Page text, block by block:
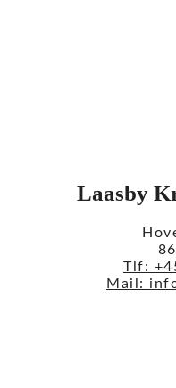
Laasby
Tlf:
Mail: